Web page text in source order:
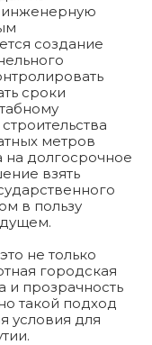
инженерную
создание
сроки
метров
долгосрочное
взять
в пользу
не только
городская
и прозрачность
такой подход
условия для